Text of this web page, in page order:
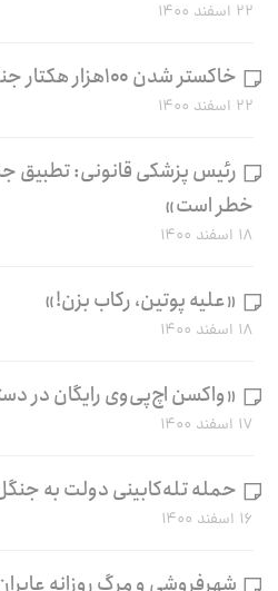
۲۲ اسفند ۱۴۰۰
خاکستر شدن ۱۰۰هزار هکتار جنگل و مرتع طی ۵ سال
۲۲ اسفند ۱۴۰۰
رئیس پزشکی قانونی: تطبیق
خطر است»
۱۸ اسفند ۱۴۰۰
«علیه پوتین، رکاب بزن!»
۱۸ اسفند ۱۴۰۰
«واکسن اچ‌پی‌وی رایگان در
۱۷ اسفند ۱۴۰۰
حمله تله‌کابینی دولت به
۱۶ اسفند ۱۴۰۰
شهرفروشی و مرگ روزانه